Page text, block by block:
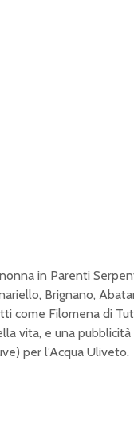
in Parenti
Brignano,
come Filomena di
vita, e una pubblicità
per l’Acqua Uliveto.